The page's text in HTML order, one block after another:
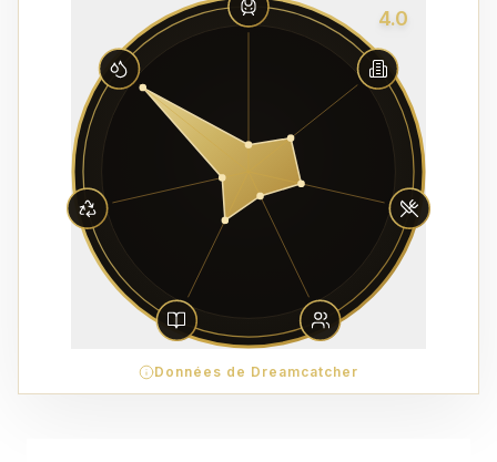
4.0
Données de Dreamcatcher